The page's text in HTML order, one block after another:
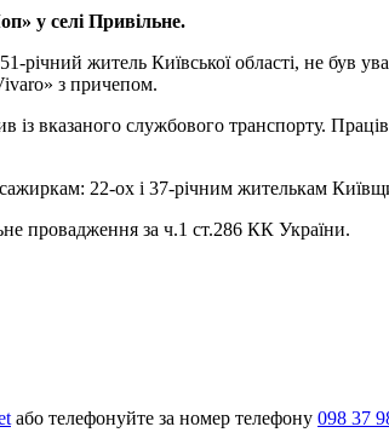
у селі Привільне.
річний житель Київської області, не
з причепом.
вказаного службового транспорту.
22-ох і 37-річним жителькам
провадження за ч.1 ст.286 КК України.
або телефонуйте за номер телефону 098 37